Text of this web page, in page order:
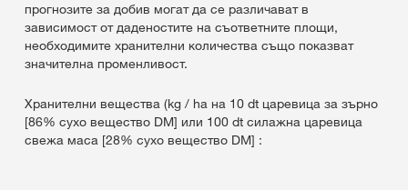
прогнозите за добив могат да се различават в
зависимост от даденостите на съответните площи,
необходимите хранителни количества също показват
значителна променливост.
Хранителни вещества (kg / ha на 10 dt царевица за зърно
[86% сухо вещество DM] или 100 dt силажна царевица
свежа маса [28% сухо вещество DM] :